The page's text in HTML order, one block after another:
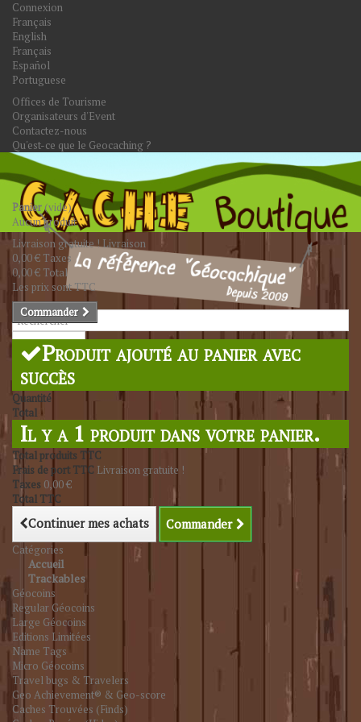
Connexion
Français
English
Français
Español
Portuguese
Offices de Tourisme
Organisateurs d'Event
Contactez-nous
Qu'est-ce que le Geocaching ?
Rechercher
Panier(vide)
Aucun produit
Livraison gratuite !Livraison
0,00 € Taxes
0,00 € Total
Les prix sont TTC
Commander
Produit ajouté au panier avec
succès
Quantité
Total
Il y a 1 produit dans votre panier.
Total produits TTC
Frais de port TTC Livraison gratuite !
Taxes 0,00 €
Total TTC
Continuer mes achats Commander
Catégories
Accueil
Trackables
Géocoins
Regular Géocoins
Large Géocoins
Editions Limitées
Name Tags
Micro Géocoins
Travel bugs & Travelers
Geo Achievement® & Geo-score
Caches Trouvées (Finds)